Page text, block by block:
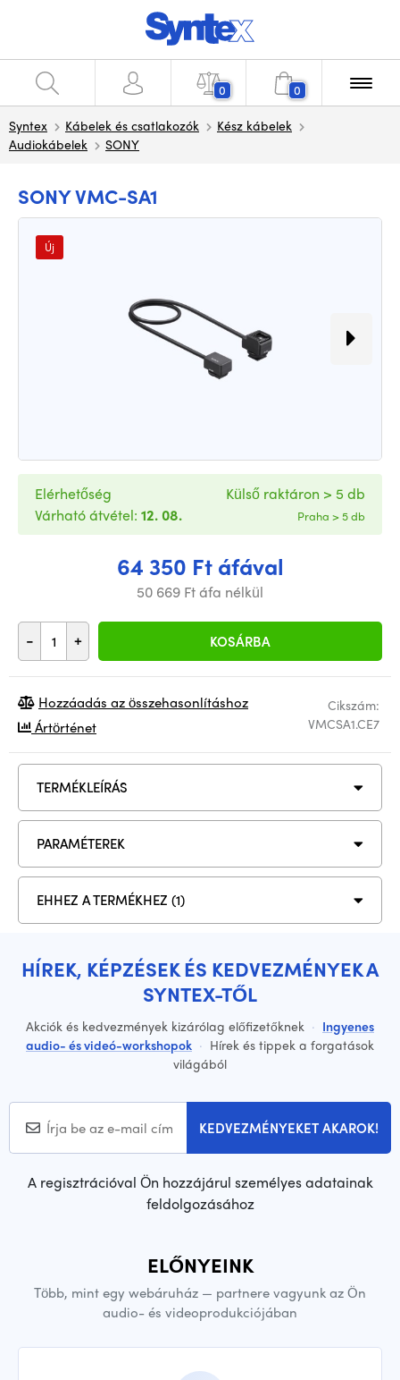
0 0
Syntex Kábelek és csatlakozók
Kész kábelek
Audiokábelek
SONY
SONY VMC-SA1
Új
64 350 Ft áfával
50 669 Ft áfa nélkül
- + KOSÁRBA
Elérhetőség
Várható átvétel: 12. 08.
Külső raktáron > 5 db
Praha > 5 db
Cikszám:
VMCSA1.CE7
Hozzáadás az összehasonlításhoz
Ártörténet
TERMÉKLEÍRÁS
PARAMÉTEREK
EHHEZ A TERMÉKHEZ (1)
HÍREK, KÉPZÉSEK ÉS KEDVEZMÉNYEK A
SYNTEX-TŐL
Akciók és kedvezmények kizárólag előfizetőknek · Ingyenes
audio- és videó-workshopok · Hírek és tippek a forgatások
világából
KEDVEZMÉNYEKET AKAROK!
A regisztrációval Ön hozzájárul személyes adatainak
feldolgozásához
ELŐNYEINK
Több, mint egy webáruház — partnere vagyunk az Ön
audio- és videoprodukciójában